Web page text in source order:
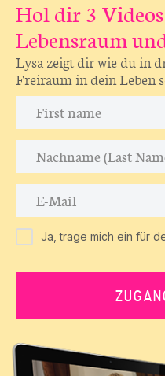
Hol dir 3
Lebensraum
Lysa zeigt dir wie du in
Freiraum in dein Leben
Ja, trage mich ein für